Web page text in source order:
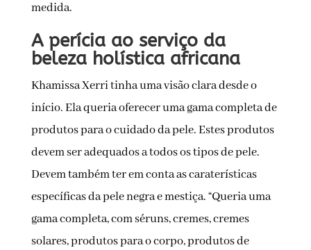
medida.
A perícia ao serviço da
beleza holística africana
Khamissa Xerri tinha uma visão clara desde o
início. Ela queria oferecer uma gama completa de
produtos para o cuidado da pele. Estes produtos
devem ser adequados a todos os tipos de pele.
Devem também ter em conta as caraterísticas
específicas da pele negra e mestiça. “Queria uma
gama completa, com séruns, cremes, cremes
solares, produtos para o corpo, produtos de